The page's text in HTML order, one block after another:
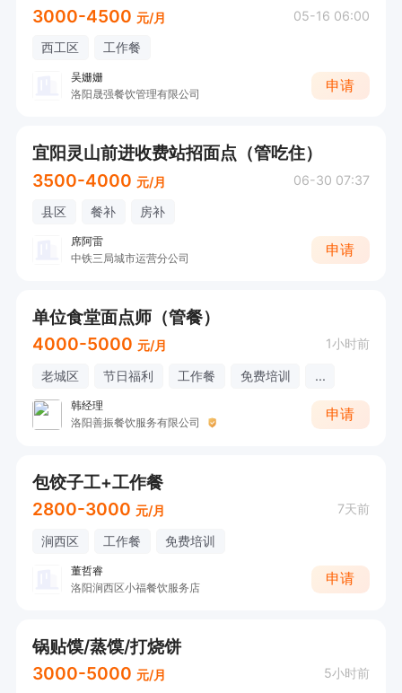
3000-4500 元/月 05-16 06:00
西工区 工作餐
吴姗姗
洛阳晟强餐饮管理有限公司
申请
宜阳灵山前进收费站招面点（管吃住）
3500-4000 元/月 06-30 07:37
县区 餐补 房补
席阿雷
中铁三局城市运营分公司
申请
单位食堂面点师（管餐）
4000-5000 元/月 1小时前
老城区 节日福利 工作餐 免费培训 ...
韩经理
洛阳善振餐饮服务有限公司
申请
包饺子工+工作餐
2800-3000 元/月 7天前
涧西区 工作餐 免费培训
董哲睿
洛阳涧西区小福餐饮服务店
申请
锅贴馍/蒸馍/打烧饼
3000-5000 元/月 5小时前